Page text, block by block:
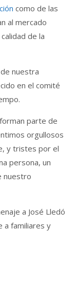
como de las
al mercado
de la
nuestra
en el comité
parte de
orgullosos
y tristes por el
persona, un
nuestro
a José Lledó
a familiares y